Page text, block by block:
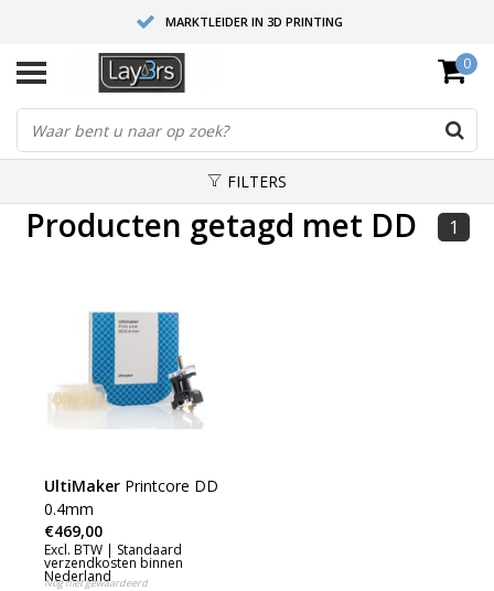
MARKTLEIDER IN 3D PRINTING
HOOGWAARDIGE SERVICE EN SUPPORT
FYSIEKE SHOWROOMS
0
FILTERS
Producten getagd met DD 1
UltiMaker Printcore DD
0.4mm
€469,00
Excl. BTW | Standaard
verzendkosten binnen
Nederland
Nog niet gewaardeerd